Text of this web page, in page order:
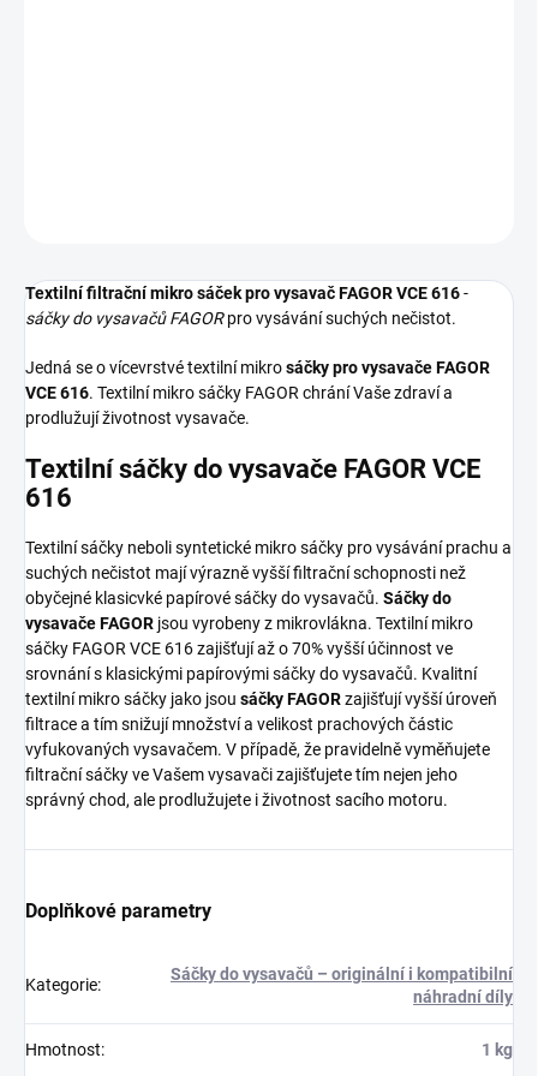
Textilní filtrační mikro sáček pro vysavač FAGOR VCE 616-
sáčky do vysavačů FAGORpro vysávání suchých nečistot.
Jedná se o vícevrstvé textilní mikrosáčky pro vysavače FAGOR
VCE 616. Textilní mikro sáčky FAGOR chrání Vaše zdraví a
prodlužují životnost vysavače.
Textilní sáčky do vysavače FAGOR VCE
616
Textilní sáčky neboli syntetické mikro sáčky pro vysávání prachu a
suchých nečistot mají výrazně vyšší filtrační schopnosti než
obyčejné klasicvké papírové sáčky do vysavačů. Sáčky do
vysavače FAGOR jsou vyrobeny z mikrovlákna. Textilní mikro
sáčky FAGOR VCE 616 zajišťují až o 70% vyšší účinnost ve
srovnání s klasickými papírovými sáčky do vysavačů. Kvalitní
textilní mikro sáčky jako jsou sáčky FAGORzajišťují vyšší úroveň
filtrace a tím snižují množství a velikost prachových částic
vyfukovaných vysavačem. V případě, že pravidelně vyměňujete
filtrační sáčky ve Vašem vysavači zajišťujete tím nejen jeho
správný chod, ale prodlužujete i životnost sacího motoru.
Doplňkové parametry
Kategorie:
Sáčky do vysavačů – originální i kompatibilní
náhradní díly
Hmotnost: 1 kg